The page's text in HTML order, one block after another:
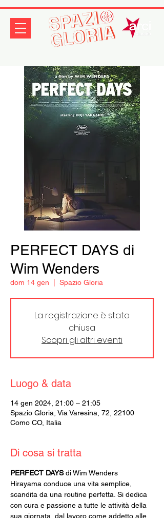
PERFECT DAYS di
Wim Wenders
dom 14 gen Spazio Gloria
La registrazione è stata
chiusa
Scopri gli altri eventi
Luogo & data
14 gen 2024, 21:00 – 21:05
Spazio Gloria, Via Varesina, 72, 22100
Como CO, Italia
Di cosa si tratta
PERFECT DAYS di Wim Wenders
Hirayama conduce una vita semplice,
scandita da una routine perfetta. Si dedica
con cura e passione a tutte le attività della
sua giornata, dal lavoro come addetto alle